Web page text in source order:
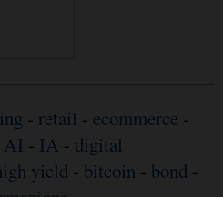
- retail - ecommerce -
AI - IA - digital
yield - bitcoin - bond -